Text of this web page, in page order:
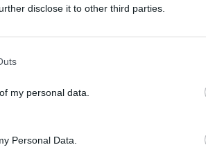
disclose it to other third parties.
my personal data.
Personal Data.
Az ügyészség szerint a vádlott
elnökével, Biró Ferenc Pállal
Kerületi Bíróságon. A főügyészség